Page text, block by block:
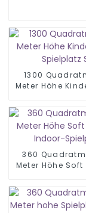
1300
Meter Höhe
360
Meter Höhe